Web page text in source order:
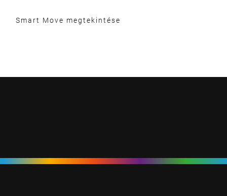
Smart Move megtekintése